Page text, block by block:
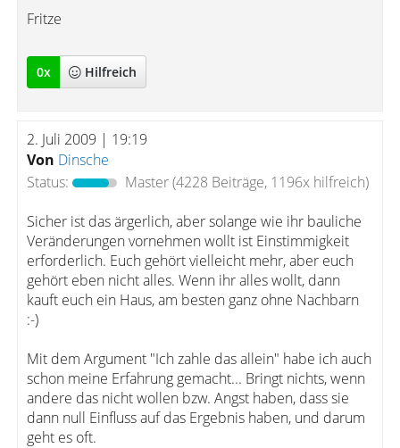
Fritze
0x Hilfreich
2. Juli 2009 | 19:19
Von Dinsche
Status:
Master(4228 Beiträge, 1196x hilfreich)
Sicher ist das ärgerlich, aber solange wie ihr bauliche
Veränderungen vornehmen wollt ist Einstimmigkeit
erforderlich. Euch gehört vielleicht mehr, aber euch
gehört eben nicht alles. Wenn ihr alles wollt, dann
kauft euch ein Haus, am besten ganz ohne Nachbarn
:-)
Mit dem Argument "Ich zahle das allein" habe ich auch
schon meine Erfahrung gemacht... Bringt nichts, wenn
andere das nicht wollen bzw. Angst haben, dass sie
dann null Einfluss auf das Ergebnis haben, und darum
geht es oft.